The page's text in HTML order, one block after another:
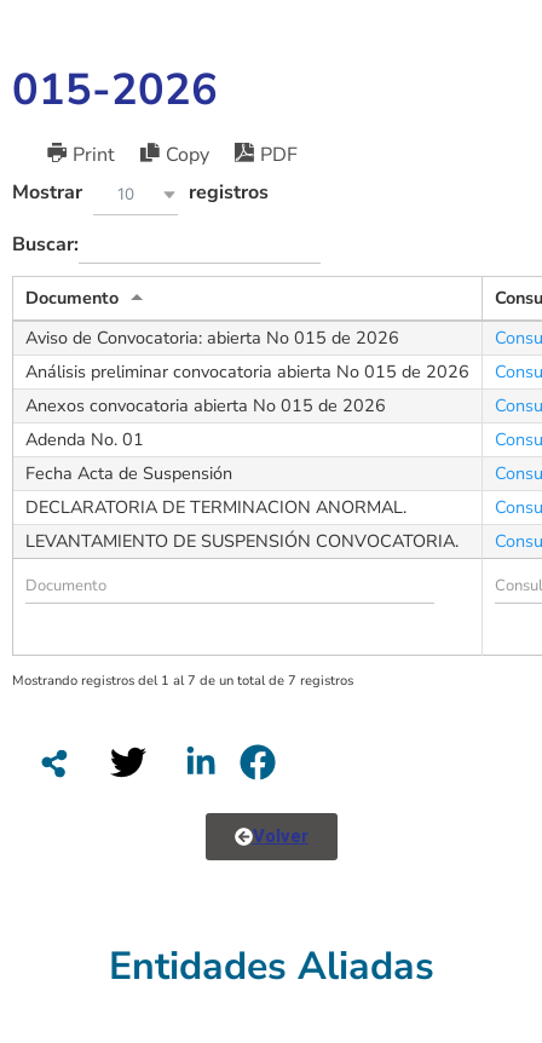
015-2026
Print Copy
PDF
Mostrar
10
registros
Buscar:
Documento
Aviso de Convocatoria: abierta No 015 de 2026
Análisis preliminar convocatoria abierta No 015 de 2026
Anexos convocatoria abierta No 015 de 2026
Adenda No. 01
Fecha Acta de Suspensión
DECLARATORIA DE TERMINACION ANORMAL.
LEVANTAMIENTO DE SUSPENSIÓN CONVOCATORIA.
Mostrando registros del 1 al 7 de un total de 7 registros
Volver
Entidades Aliadas